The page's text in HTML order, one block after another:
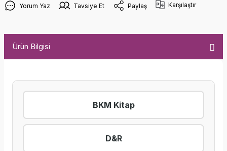
Yorum Yaz Tavsiye Et Paylaş Karşılaştır
Ürün Bilgisi
BKM Kitap
D&R